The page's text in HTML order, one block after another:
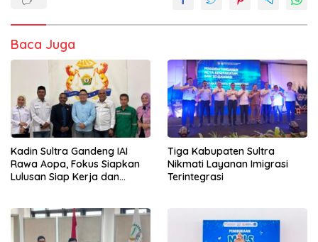
Baca Juga
Kadin Sultra Gandeng IAI
Rawa Aopa, Fokus Siapkan
Lulusan Siap Kerja dan
Tiga Kabupaten Sultra
Nikmati Layanan Imigrasi
Terintegrasi